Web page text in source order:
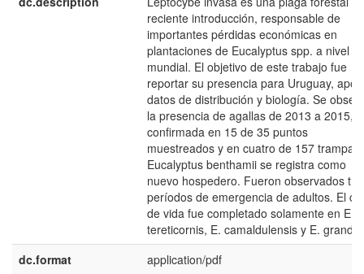
reciente introducción, responsable de
importantes pérdidas económicas en
plantaciones de Eucalyptus spp. a nivel
mundial. El objetivo de este trabajo fue
reportar su presencia para Uruguay,
datos de distribución y biología. Se
la presencia de agallas de 2013 a 2015,
confirmada en 15 de 35 puntos
muestreados y en cuatro de 157 trampas.
Eucalyptus benthamii se registra como
nuevo hospedero. Fueron observados
períodos de emergencia de adultos. El
de vida fue completado solamente en E.
tereticornis, E. camaldulensis y E. grandis.
dc.format
application/pdf